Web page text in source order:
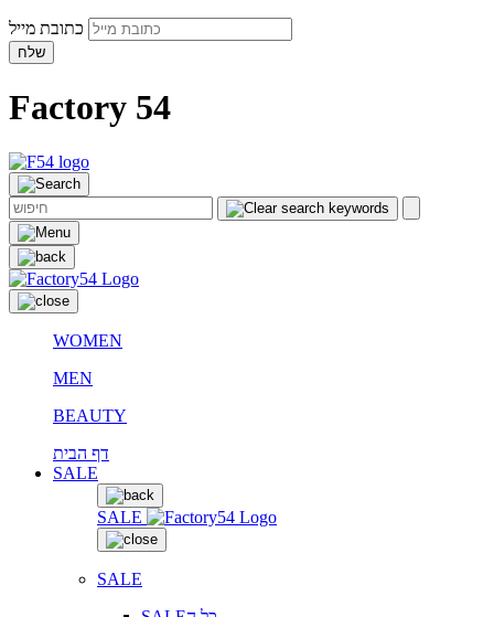
שלח
Factory 54
WOMEN
MEN
BEAUTY
דף הבית
SALE
SALE
SALE